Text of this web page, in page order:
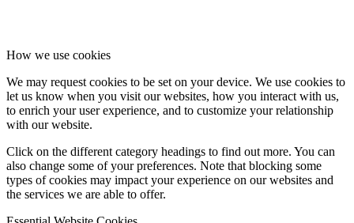
How we use cookies
We may request cookies to be set on your device. We use cookies to
let us know when you visit our websites, how you interact with us,
to enrich your user experience, and to customize your relationship
with our website.
Click on the different category headings to find out more. You can
also change some of your preferences. Note that blocking some
types of cookies may impact your experience on our websites and
the services we are able to offer.